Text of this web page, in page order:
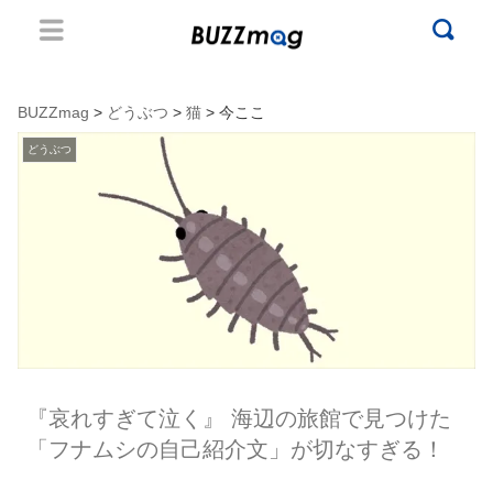
BUZZmag > どうぶつ > 猫 > 今ここ
どうぶつ
『哀れすぎて泣く』 海辺の旅館で見つけた
「フナムシの自己紹介文」が切なすぎる！